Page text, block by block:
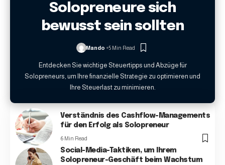
Solopreneure sich
bewusst sein sollten
Mando 5 Min Read
Entdecken Sie wichtige Steuertipps und Abzüge für
Solopreneurs, um Ihre finanzielle Strategie zu optimieren und
Ihre Steuerlast zu minimieren.
Verständnis des Cashflow-Managements
für den Erfolg als Solopreneur
6 Min Read
Social-Media-Taktiken, um Ihrem
Solopreneur-Geschäft beim Wachstum